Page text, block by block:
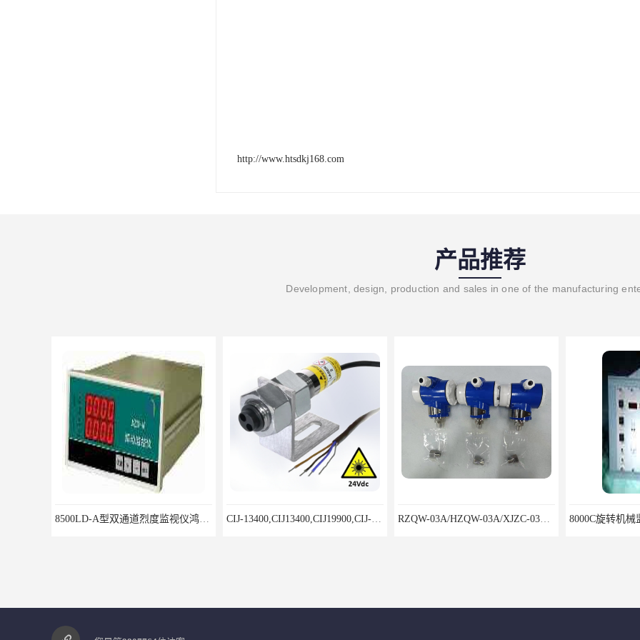
http://www.htsdkj168.com
产品推荐
Development, design, production and sales in one of the manufacturing
8500LD-A型双通道烈度监视仪鸿泰产品性价比好 CIJ-13400,CIJ13400,CIJ19900,CIJ-19200,CIJI3500Y转速传感器 RZQW-03A/HZQW-03A/XJZC-03A汽轮机监测装置